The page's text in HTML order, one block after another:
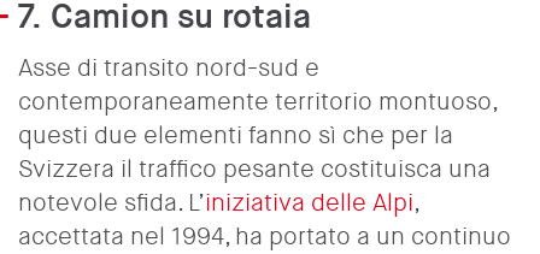
7. Camion su rotaia
Asse di transito nord-sud e
contemporaneamente territorio montuoso,
questi due elementi fanno sì che per la
Svizzera il traffico pesante costituisca una
notevole sfida. L’iniziativa delle Alpi,
accettata nel 1994, ha portato a un continuo